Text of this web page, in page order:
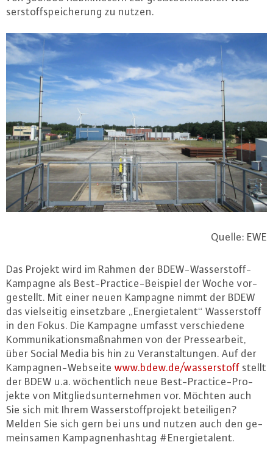
ser­stoffspei­che­rung zu nutzen.
Quelle: EWE
Das Projekt wird im Rahmen der BDEW-Was­ser­stoff-
Kam­pa­gne als Best-Prac­tice-Bei­spiel der Woche vor­
ge­stellt. Mit einer neuen Kampagne nimmt der BDEW
das viel­sei­tig ein­setz­ba­re „En­er­gie­ta­lent“ Was­ser­stoff
in den Fokus. Die Kampagne umfasst ver­schie­de­ne
Kom­mu­ni­ka­ti­ons­maß­nah­men von der Pres­se­ar­beit,
über Social Media bis hin zu Ver­an­stal­tun­gen. Auf der
Kam­pa­gnen-Web­sei­te www.​bdew.​de/​wasserstoff stellt
der BDEW u.a. wö­chent­lich neue Best-Prac­tice-Pro­
jek­te von Mit­glieds­un­ter­neh­men vor. Möchten auch
Sie sich mit Ihrem Was­ser­stoff­pro­jekt be­tei­li­gen?
Melden Sie sich gern bei uns und nutzen auch den ge­
mein­sa­men Kam­pa­gnen­hash­tag #En­er­gie­ta­lent.